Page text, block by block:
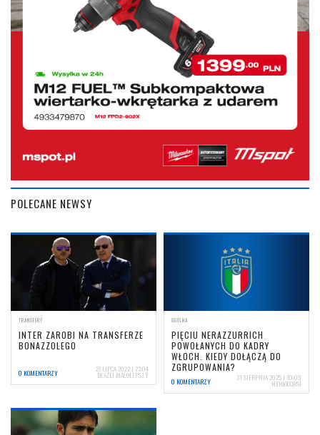
POLECANE NEWSY
TRANSFERY
INTER ZAROBI NA TRANSFERZE
BONAZZOLEGO
0 KOMENTARZY 27 LIPCA 2022 | 23:04
BŁAŻEJ MAŁOLEPSZY
OGÓLNA
PIĘCIU NERAZZURRICH
POWOŁANYCH DO KADRY
WŁOCH. KIEDY DOŁĄCZĄ DO
ZGRUPOWANIA?
0 KOMENTARZY 31 SIERPNIA 2025 | 10:09
NERIOCORSI